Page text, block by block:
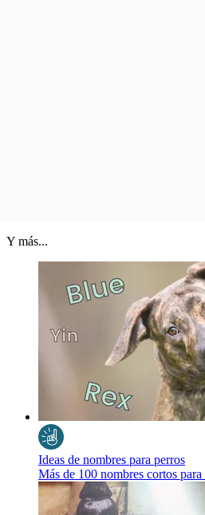
Y más...
Ideas de nombres para perros
Más de 100 nombres cortos para